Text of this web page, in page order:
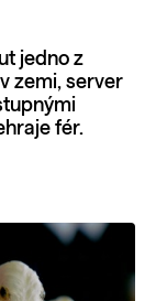
jedno z
zemi, server
fér.